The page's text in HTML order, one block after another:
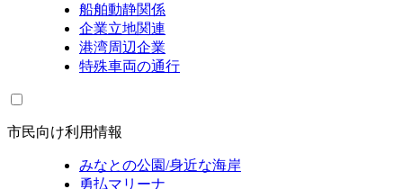
船舶動静関係
企業立地関連
港湾周辺企業
特殊車両の通行
市民向け利用情報
みなとの公園/身近な海岸
勇払マリーナ